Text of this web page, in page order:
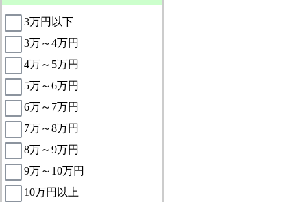
3万円以下
3万～4万円
4万～5万円
5万～6万円
6万～7万円
7万～8万円
8万～9万円
9万～10万円
10万円以上